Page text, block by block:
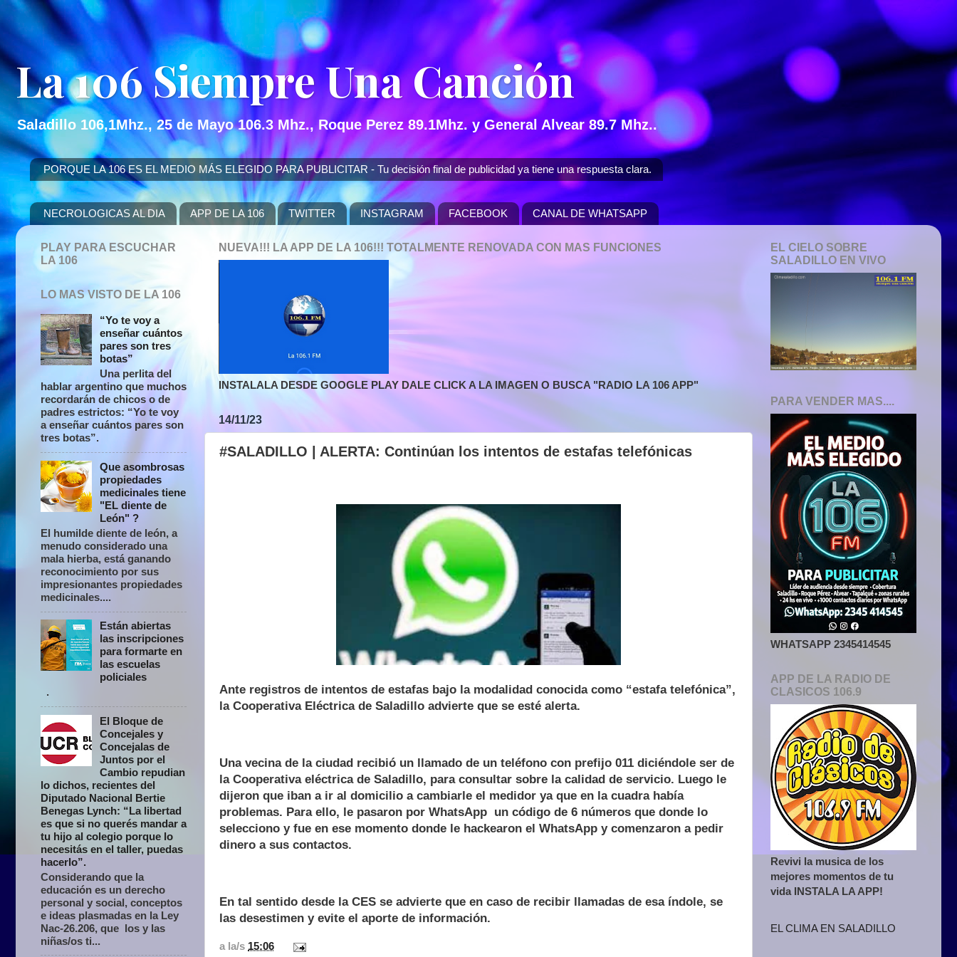
La 106 Siempre Una Canción
Saladillo 106,1Mhz., 25 de Mayo 106.3 Mhz., Roque Perez 89.1Mhz. y General Alvear 89.7 Mhz..
PORQUE LA 106 ES EL MEDIO MÁS ELEGIDO PARA PUBLICITAR - Tu decisión final de publicidad ya tiene una respuesta clara.
NECROLOGICAS AL DIA APP DE LA 106 TWITTER INSTAGRAM FACEBOOK CANAL DE WHATSAPP
NUEVA!!! LA APP DE LA 106!!! TOTALMENTE RENOVADA CON MAS FUNCIONES
INSTALALA DESDE GOOGLE PLAY DALE CLICK A LA IMAGEN O BUSCA "RADIO LA 106 APP"
14/11/23
#SALADILLO | ALERTA: Continúan los intentos de estafas telefónicas
Ante registros de intentos de estafas bajo la modalidad conocida como “estafa telefónica”,
la Cooperativa Eléctrica de Saladillo advierte que se esté alerta.
Una vecina de la ciudad recibió un llamado de un teléfono con prefijo 011 diciéndole ser de
la Cooperativa eléctrica de Saladillo, para consultar sobre la calidad de servicio. Luego le
dijeron que iban a ir al domicilio a cambiarle el medidor ya que en la cuadra había
problemas. Para ello, le pasaron por WhatsApp un código de 6 números que donde lo
selecciono y fue en ese momento donde le hackearon el WhatsApp y comenzaron a pedir
dinero a sus contactos.
En tal sentido desde la CES se advierte que en caso de recibir llamadas de esa índole, se
las desestimen y evite el aporte de información.
a la/s 15:06
PLAY PARA ESCUCHAR
LA 106
LO MAS VISTO DE LA 106
“Yo te voy a
enseñar cuántos
pares son tres
botas”
Una perlita del
hablar argentino que muchos
recordarán de chicos o de
padres estrictos: “Yo te voy
a enseñar cuántos pares son
tres botas”.
Que asombrosas
propiedades
medicinales tiene
"EL diente de
León" ?
El humilde diente de león, a
menudo considerado una
mala hierba, está ganando
reconocimiento por sus
impresionantes propiedades
medicinales....
Están abiertas
las inscripciones
para formarte en
las escuelas
policiales
.
El Bloque de
Concejales y
Concejalas de
Juntos por el
Cambio repudian
lo dichos, recientes del
Diputado Nacional Bertie
Benegas Lynch: “La libertad
es que si no querés mandar a
tu hijo al colegio porque lo
necesitás en el taller, puedas
hacerlo”.
Considerando que la
educación es un derecho
personal y social, conceptos
e ideas plasmadas en la Ley
Nac-26.206, que los y las
niñas/os ti...
EL CIELO SOBRE
SALADILLO EN VIVO
PARA VENDER MAS....
WHATSAPP 2345414545
APP DE LA RADIO DE
CLASICOS 106.9
Revivi la musica de los
mejores momentos de tu
vida INSTALA LA APP!
EL CLIMA EN SALADILLO